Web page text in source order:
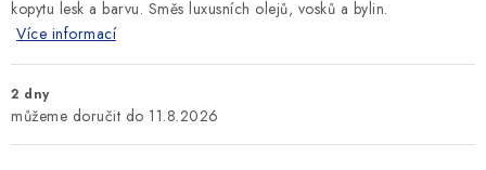
kopytu lesk a barvu. Směs luxusních olejů, vosků a bylin.
Více informací
2 dny
11.8.2026